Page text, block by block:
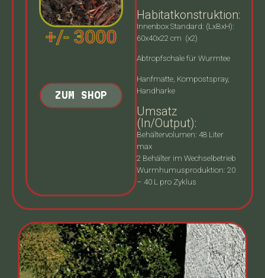
+/- 3000
ZUM SHOP
Habitatkonstruktion:
Innenbox Standard: (LxBxH):
60x40x22 cm (x2)
Abtropfschale für Wurmtee
Hanfmatte, Kompostspray,
Handharke
Umsatz
(In/Output):
Behältervolumen: 48 Liter
max
2 Behälter im Wechselbetrieb
Wurmhumusproduktion: 20
– 40 L pro Zyklus